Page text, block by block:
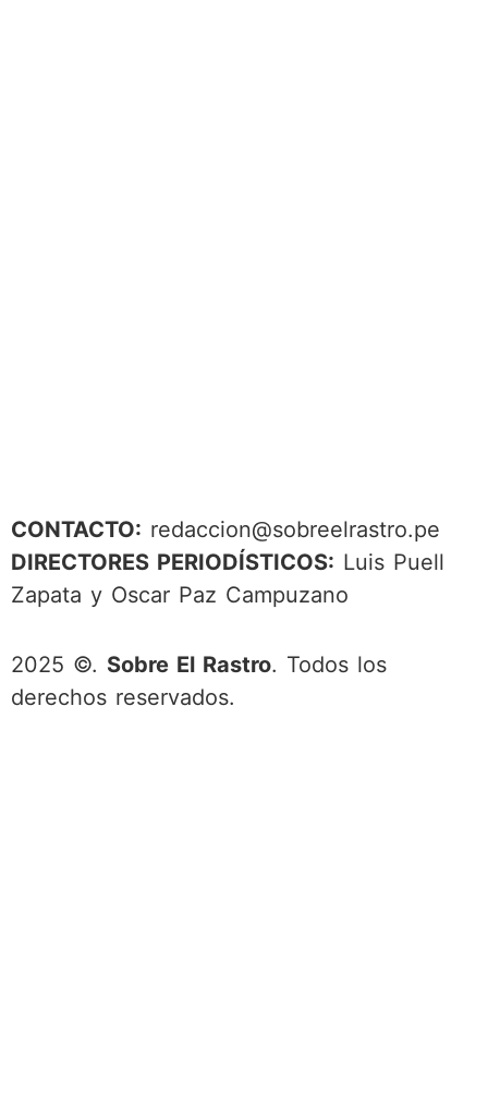
CONTACTO: redaccion@sobreelrastro.pe
DIRECTORES PERIODÍSTICOS: Luis Puell
Zapata y Oscar Paz Campuzano
2025 ©. Sobre El Rastro. Todos los
derechos reservados.